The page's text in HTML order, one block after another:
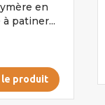
en
patiner...
le produit